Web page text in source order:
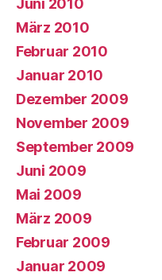
März 2010
Februar 2010
Januar 2010
Dezember 2009
November 2009
September 2009
Juni 2009
Mai 2009
März 2009
Februar 2009
Januar 2009